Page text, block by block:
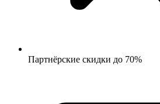
Партнёрские скидки до 70%